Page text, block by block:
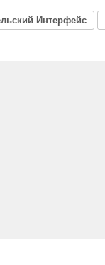
Интерфейс